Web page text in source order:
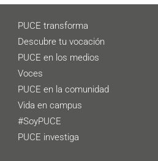
PUCE transforma
Descubre tu vocación
PUCE en los medios
Voces
PUCE en la comunidad
Vida en campus
#SoyPUCE
PUCE investiga